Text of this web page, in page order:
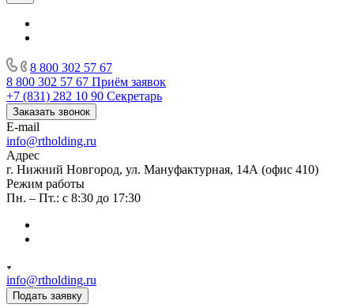
8 800 302 57 67
8 800 302 57 67 Приём заявок
+7 (831) 282 10 90 Секретарь
Заказать звонок
E-mail
info@rtholding.ru
Адрес
г. Нижний Новгород, ул. Мануфактурная, 14А (офис 410)
Режим работы
Пн. – Пт.: с 8:30 до 17:30
info@rtholding.ru
Подать заявку